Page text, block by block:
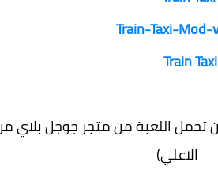
Train-Taxi-Mod-
Train Taxi‏
الاعلي)